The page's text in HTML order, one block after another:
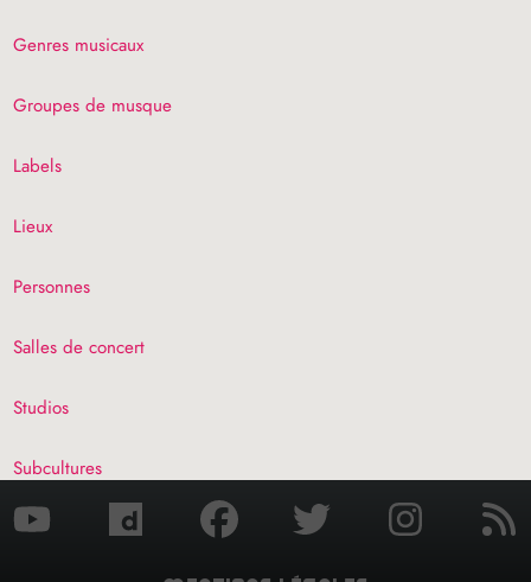
Genres musicaux
Groupes de musque
Labels
Lieux
Personnes
Salles de concert
Studios
Subcultures